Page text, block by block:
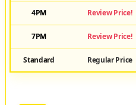
4PM Review Price!
7PM Review Price!
Standard Regular Price